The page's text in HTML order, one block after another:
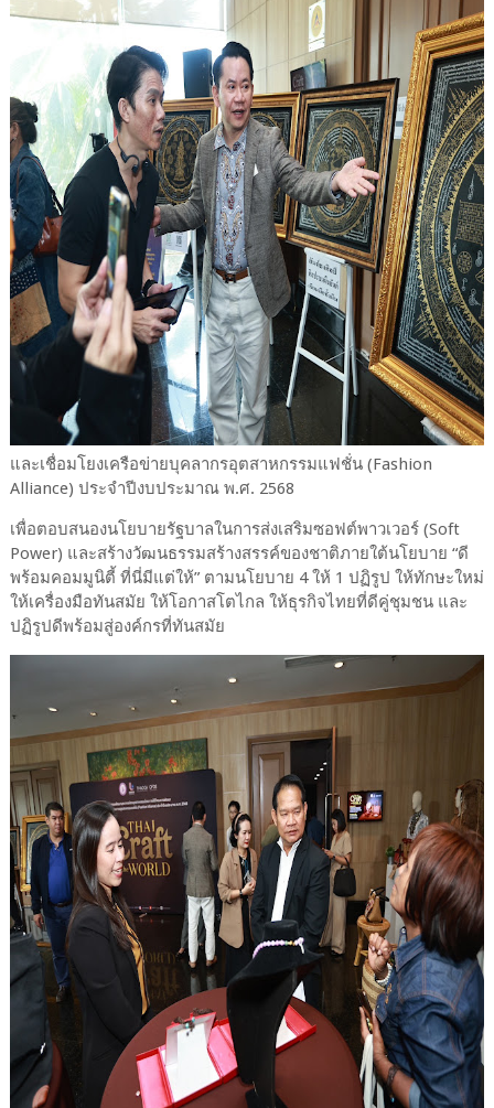
และเชื่อมโยงเครือข่ายบุคลากรอุตสาหกรรมแฟชั่น (Fashion
Alliance) ประจำปีงบประมาณ พ.ศ. 2568
เพื่อตอบสนองนโยบายรัฐบาลในการส่งเสริมซอฟต์พาวเวอร์ (Soft
Power) และสร้างวัฒนธรรมสร้างสรรค์ของชาติภายใต้นโยบาย “ดี
พร้อมคอมมูนิตี้ ที่นี่มีแต่ให้” ตามนโยบาย 4 ให้ 1 ปฏิรูป ให้ทักษะใหม่
ให้เครื่องมือทันสมัย ให้โอกาสโตไกล ให้ธุรกิจไทยที่ดีคู่ชุมชน และ
ปฏิรูปดีพร้อมสู่องค์กรที่ทันสมัย